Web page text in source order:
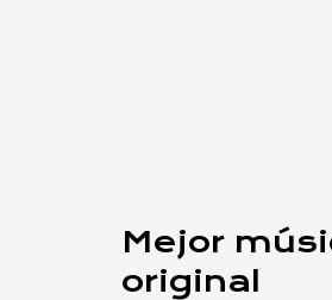
Mejor
original